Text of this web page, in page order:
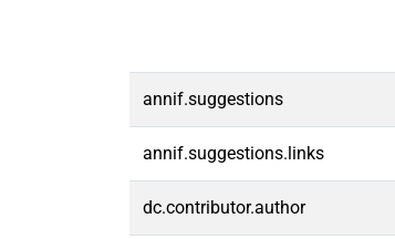
annif.suggestions
annif.suggestions.links
dc.contributor.author